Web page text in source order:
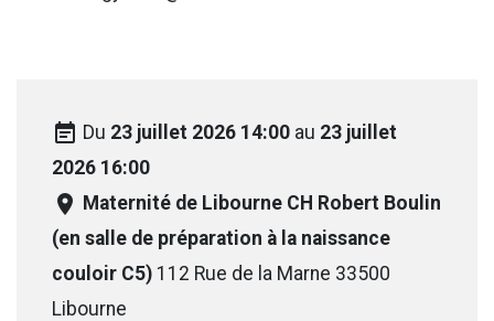
event_note Du 23 juillet 2026 14:00 au 23 juillet
2026 16:00
room Maternité de Libourne CH Robert Boulin
(en salle de préparation à la naissance
couloir C5) 112 Rue de la Marne 33500
Libourne